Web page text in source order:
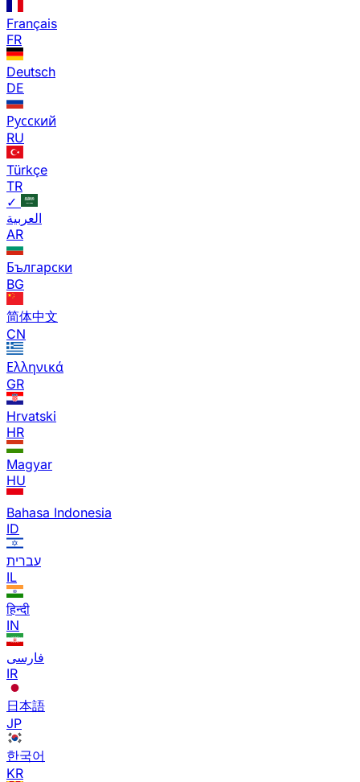
Français
FR
Deutsch
DE
Русский
RU
Türkçe
TR
✓
العربية
AR
Български
BG
简体中文
CN
Ελληνικά
GR
Hrvatski
HR
Magyar
HU
Bahasa Indonesia
ID
עברית
IL
हिन्दी
IN
فارسی
IR
日本語
JP
한국어
KR